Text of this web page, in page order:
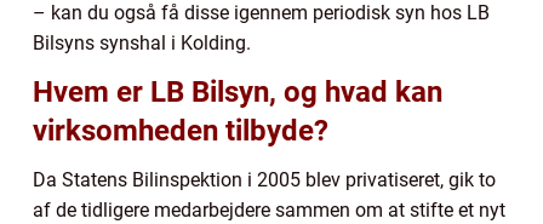
– kan du også få disse igennem periodisk syn hos LB
Bilsyns synshal i Kolding.
Hvem er LB Bilsyn, og hvad kan
virksomheden tilbyde?
Da Statens Bilinspektion i 2005 blev privatiseret, gik to
af de tidligere medarbejdere sammen om at stifte et nyt